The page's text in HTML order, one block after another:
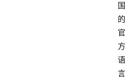
国
的
官
方
语
言